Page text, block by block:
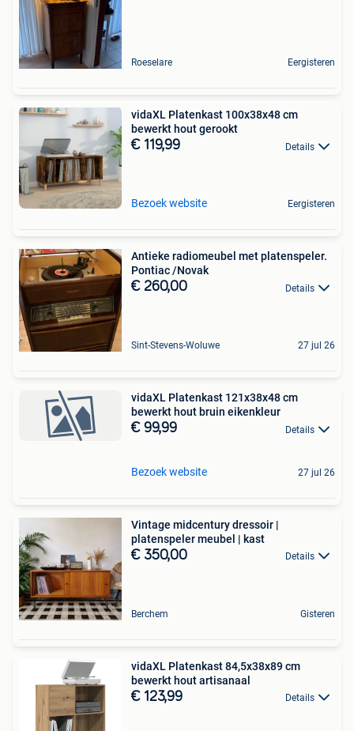
Roeselare Eergisteren
vidaXL Platenkast 100x38x48 cm
bewerkt hout gerookt
€ 119,99 Details
Bezoek website Eergisteren
Antieke radiomeubel met platenspeler.
Pontiac /Novak
€ 260,00 Details
Sint-Stevens-Woluwe 27 jul 26
vidaXL Platenkast 121x38x48 cm
bewerkt hout bruin eikenkleur
€ 99,99 Details
Bezoek website 27 jul 26
Vintage midcentury dressoir |
platenspeler meubel | kast
€ 350,00 Details
Berchem Gisteren
vidaXL Platenkast 84,5x38x89 cm
bewerkt hout artisanaal
€ 123,99 Details